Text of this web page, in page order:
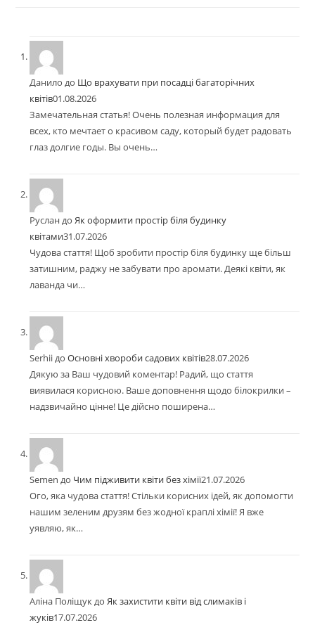
Данило до Що врахувати при посадці багаторічних
квітів01.08.2026
Замечательная статья! Очень полезная информация для
всех, кто мечтает о красивом саду, который будет радовать
глаз долгие годы. Вы очень…
Руслан доЯк оформити простір біля будинку
квітами31.07.2026
Чудова стаття! Щоб зробити простір біля будинку ще більш
затишним, раджу не забувати про аромати. Деякі квіти, як
лаванда чи…
SerhiiдоОсновні хвороби садових квітів28.07.2026
Дякую за Ваш чудовий коментар! Радий, що стаття
виявилася корисною. Ваше доповнення щодо білокрилки –
надзвичайно цінне! Це дійсно поширена…
Semen до Чим підживити квіти без хімії21.07.2026
Ого, яка чудова стаття! Стільки корисних ідей, як допомогти
нашим зеленим друзям без жодної краплі хімії! Я вже
уявляю, як…
Аліна ПоліщукдоЯк захистити квіти від слимаків і
жуків17.07.2026